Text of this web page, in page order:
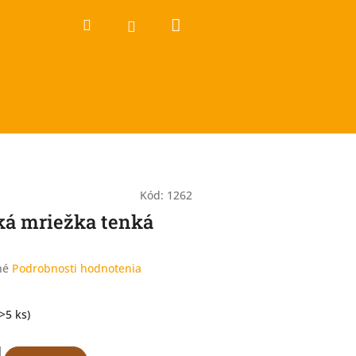
Hľadať Prihlásenie
Kód: 1262
mriežka tenká
Podrobnosti hodnotenia
ks)